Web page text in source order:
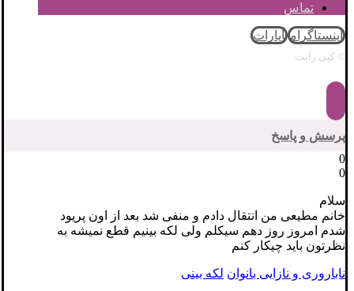
تماس
اینستاگرام آپارات
© کپی رایت
پرسش و پاسخ
0
0
سلام
خانم مطیعی من انتقال دادم و منفی شد بعد از اون پریود
شدم امروز روز دهم سیکلم ولی لکه بینیم قطع نمیشه به
نظرتون باید چیکار کنم
ناباروری و نازایی بانوان لکه بینی